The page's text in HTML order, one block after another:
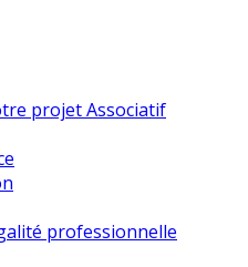
projet Associatif
professionnelle